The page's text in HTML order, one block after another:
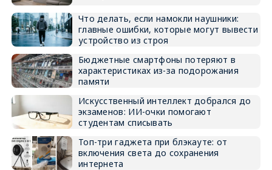
Что делать, если намокли наушники:
главные ошибки, которые могут вывести
устройство из строя
Бюджетные смартфоны потеряют в
характеристиках из-за подорожания
памяти
Искусственный интеллект добрался до
экзаменов: ИИ-очки помогают
студентам списывать
Топ-три гаджета при блэкауте: от
включения света до сохранения
интернета